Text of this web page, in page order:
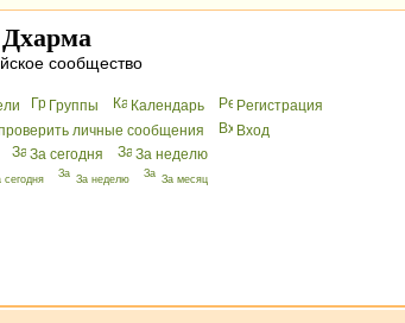
Дхарма
сообщество
Группы Календарь
Peгиcтрaция
личные сообщения
Вхoд
За сегодня За неделю
сегодня За неделю За месяц